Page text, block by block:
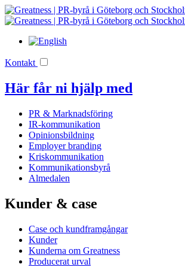
Kontakt
Här får ni hjälp med
PR & Marknadsföring
IR-kommunikation
Opinionsbildning
Employer branding
Kriskommunikation
Kommunikationsbyrå
Almedalen
Kunder & case
Case och kundframgångar
Kunder
Kunderna om Greatness
Producerat urval